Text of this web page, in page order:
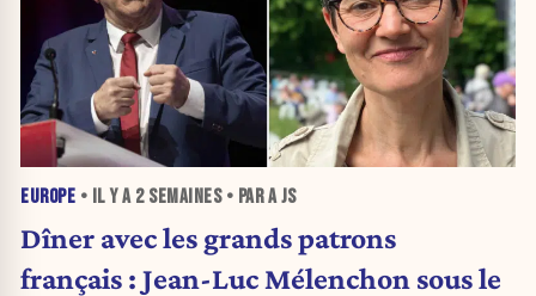
EUROPE • IL Y A 2 SEMAINES• PAR A JS
Dîner avec les grands patrons
français : Jean-Luc Mélenchon sous le